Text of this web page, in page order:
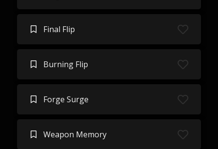
Final Flip
Burning Flip
Forge Surge
Weapon Memory